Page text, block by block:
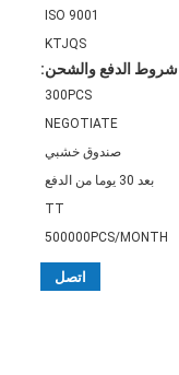
ISO 9001
KTJQS
شروط الدفع والشحن:
300PCS
NEGOTIATE
صندوق خشبي
بعد 30 يوما من الدفع
TT
500000PCS/MONTH
اتصل